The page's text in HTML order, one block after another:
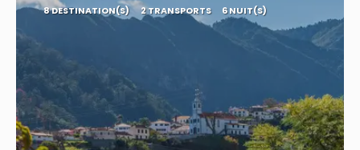
8 DESTINATION(S) 2 TRANSPORTS 6 NUIT(S)